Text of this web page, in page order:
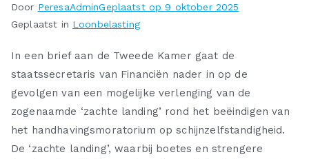
Door PeresaAdminGeplaatst op9 oktober 2025
Geplaatst in Loonbelasting
In een brief aan de Tweede Kamer gaat de
staatssecretaris van Financiën nader in op de
gevolgen van een mogelijke verlenging van de
zogenaamde ‘zachte landing’ rond het beëindigen van
het handhavingsmoratorium op schijnzelfstandigheid.
De ‘zachte landing’, waarbij boetes en strengere